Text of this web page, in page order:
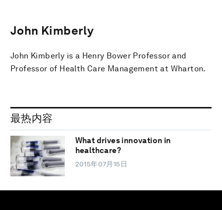
John Kimberly
John Kimberly is a Henry Bower Professor and
Professor of Health Care Management at Wharton.
最热内容
What drives innovation in
healthcare?
2015年07月15日